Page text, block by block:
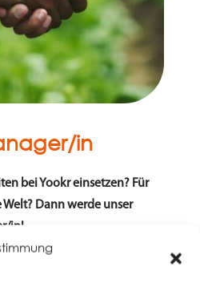
in
bei Yookr einsetzen? Für
Dann werde unser
in!